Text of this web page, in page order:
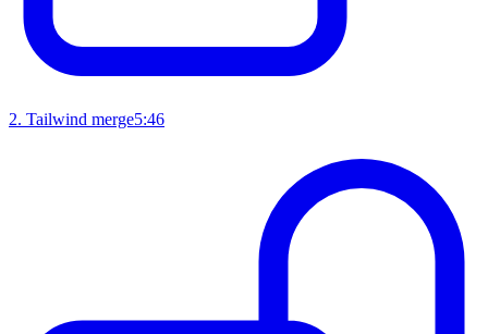
2. Tailwind merge5:46